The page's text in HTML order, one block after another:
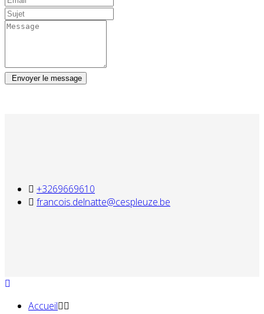
Envoyer le message
+3269669610
francois.delnatte@cespleuze.be
Accueil